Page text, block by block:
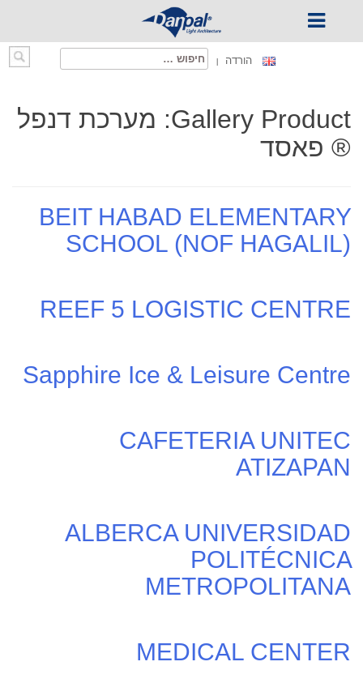
חיפוש: הורדה
Gallery Product: מערכת דנפל
® פאסד
BEIT HABAD ELEMENTARY
SCHOOL (NOF HAGALIL)
REEF 5 LOGISTIC CENTRE
Sapphire Ice & Leisure Centre
CAFETERIA UNITEC
ATIZAPAN
ALBERCA UNIVERSIDAD
POLITÉCNICA
METROPOLITANA
MEDICAL CENTER